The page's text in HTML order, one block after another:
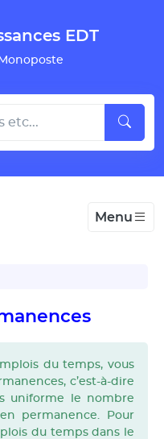
EDT
Menu
du temps, vous
c’est-à-dire
uniforme le nombre
permanence. Pour
du temps dans le